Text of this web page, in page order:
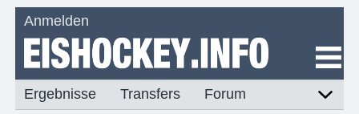
Anmelden
Ergebnisse Transfers Forum